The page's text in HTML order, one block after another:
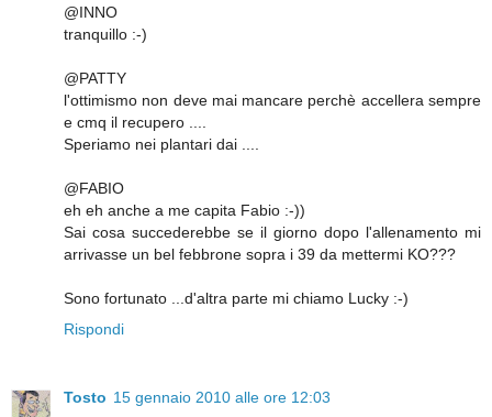
@INNO
tranquillo :-)
@PATTY
l'ottimismo non deve mai mancare perchè accellera sempre
e cmq il recupero ....
Speriamo nei plantari dai ....
@FABIO
eh eh anche a me capita Fabio :-))
Sai cosa succederebbe se il giorno dopo l'allenamento mi
arrivasse un bel febbrone sopra i 39 da mettermi KO???
Sono fortunato ...d'altra parte mi chiamo Lucky :-)
Rispondi
Tosto 15 gennaio 2010 alle ore 12:03